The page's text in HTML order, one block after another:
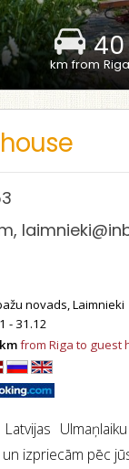
40
km from Riga
,
novads, Laimnieki
- 31.12
from Riga to guest
izpriecām pēc